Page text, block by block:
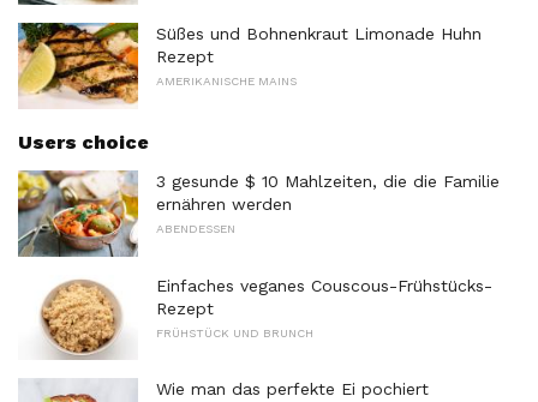
Süßes und Bohnenkraut Limonade Huhn
Rezept
AMERIKANISCHE MAINS
Users choice
3 gesunde $ 10 Mahlzeiten, die die Familie
ernähren werden
ABENDESSEN
Einfaches veganes Couscous-Frühstücks-
Rezept
FRÜHSTÜCK UND BRUNCH
Wie man das perfekte Ei pochiert